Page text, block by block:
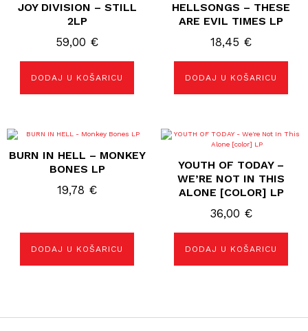
JOY DIVISION – STILL
2LP
59,00 €
DODAJ U KOŠARICU
HELLSONGS – THESE
ARE EVIL TIMES LP
18,45 €
DODAJ U KOŠARICU
BURN IN HELL – MONKEY
BONES LP
19,78 €
DODAJ U KOŠARICU
YOUTH OF TODAY –
WE’RE NOT IN THIS
ALONE [COLOR] LP
36,00 €
DODAJ U KOŠARICU